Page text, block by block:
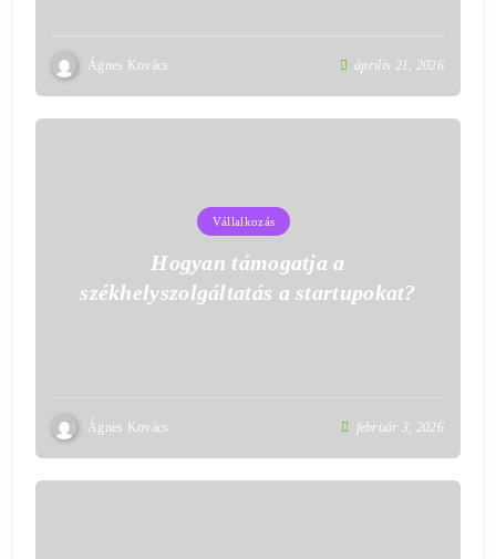
Ágnes Kovács április 21, 2026
Vállalkozás
Hogyan támogatja a
székhelyszolgáltatás a startupokat?
Ágnes Kovács február 3, 2026